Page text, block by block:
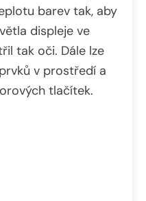
barev tak, aby
displeje ve
tak oči. Dále lze
v prostředí a
tlačítek.